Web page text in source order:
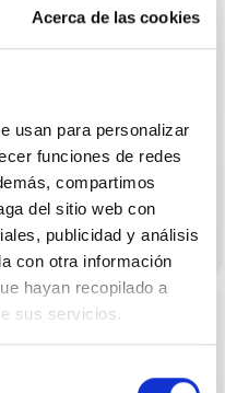
Acerca de las cookies
usan para personalizar
funciones de redes
compartimos
del sitio web con
publicidad y análisis
con otra información
hayan recopilado a
sus servicios.
en el suelo las
Martinez